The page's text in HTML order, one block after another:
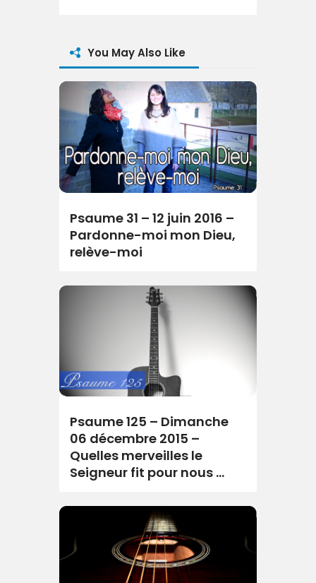
You May Also Like
Psaume 31 – 12 juin 2016 –
Pardonne-moi mon Dieu,
relève-moi
Psaume 125 – Dimanche
06 décembre 2015 –
Quelles merveilles le
Seigneur fit pour nous …